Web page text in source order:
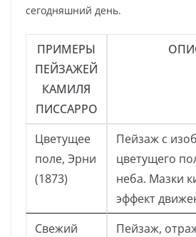
сегодняшний день.
ПРИМЕРЫ
ПЕЙЗАЖЕЙ
КАМИЛЯ
ПИССАРРО
Цветущее
поле, Эрни
(1873)
Пейзаж с
цветущего
неба. Мазки
эффект
Свежий
Пейзаж,